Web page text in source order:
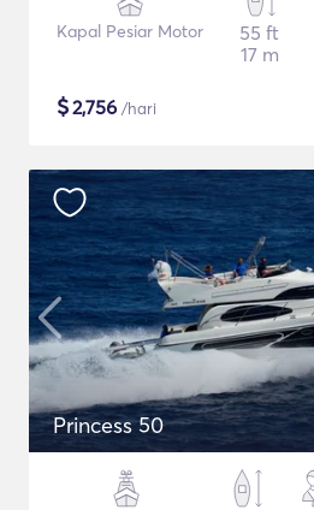
Kapal Pesiar Motor
55 ft
17 m
$2,756 /hari
Princess 50